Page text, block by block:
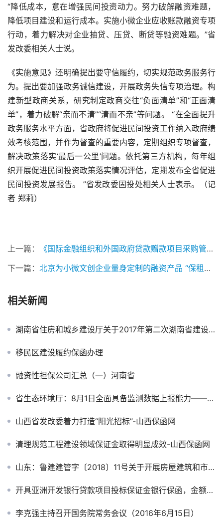
“降低成本，意在增强民间投资动力。努力破解融资难题，
降低项目建设和运行成本。实施小微企业应收账款融资专项
行动，着力解决对企业抽贷、压贷、断贷等融资难题。”省
发改委相关人士说。
《实施意见》还明确提出要守信履约，切实规范政务服务行
为。提出要加强政务诚信建设，开展政务失信专项治理。构
建新型政商关系，研究制定政商交往“负面清单”和“正面清
单”，着力破解“亲而不清”“清而不亲”等问题。 “在全面提升
政务服务水平方面，省政府将促进民间投资工作纳入政府绩
效考核范围，并作为督查的重要内容，定期组织专项督查，
解决政策落实‘最后一公里’问题。依托第三方机构，每年组
织开展促进民间投资政策落实情况评估，定期发布全省促进
民间投资发展报告。 ”省发改委固投处相关人士表示。（记
者 郑莉）
上一篇：
《国际金融组织和外国政府贷款赠款项目采购管理工作指南》等印发
下一篇： 北京为小微文创企业量身定制的融资产品 “保租通”上线
相关新闻
湖南省住房和城乡建设厅关于2017年第二次湖南省建设工程标后稽查情况的通报
移民区建设履约保函办理
融资性担保公司汇总（一）河南省
省生态环境厅：8月1日全面具备监测数据上报能力——山西保函网
山西省发改委着力打造“阳光招标”-山西保函网
清理规范工程建设领域保证金取得明显成效-山西保函网
山东：鲁建建管字〔2018〕11号关于开展房屋建筑和市政工程投标保证保险工作的意见（试行）
开具亚洲开发银行贷款项目投标保证金银行保函，金额10万，20万，到200万，300万，500万，800万，可开联合体投标保函
李克强主持召开国务院常务会议（2016年6月15日）